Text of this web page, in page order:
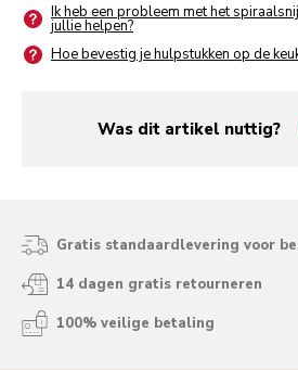
Ik heb een probleem met het
jullie helpen?
Hoe bevestig je hulpstukken op de
Was dit artikel nuttig?
yes
no
Gratis standaardlevering voor
14 dagen gratis retourneren
100% veilige betaling